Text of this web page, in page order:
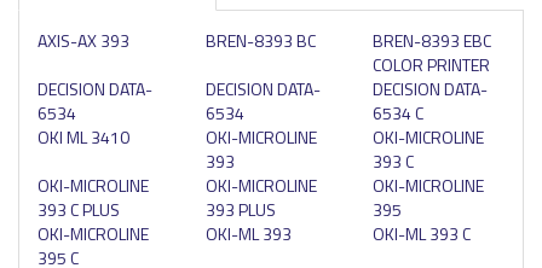
AXIS-AX 393 BREN-8393 BC
BREN-8393 EBC
COLOR PRINTER
DECISION DATA-
6534
DECISION DATA-
6534
DECISION DATA-
6534 C
OKI ML 3410
OKI-MICROLINE
393
OKI-MICROLINE
393 C
OKI-MICROLINE
393 C PLUS
OKI-MICROLINE
393 PLUS
OKI-MICROLINE
395
OKI-MICROLINE
395 C
OKI-ML 393
OKI-ML 393 C